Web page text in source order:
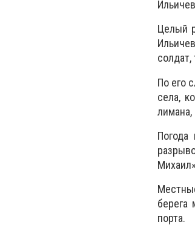
Целый
солдат,
По его
села,
берега
порта.